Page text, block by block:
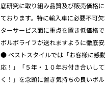
底研究に取り組み品質及び販売価格
ております。特に輸入車に必要不可
ターサービス面に重点を置き低価格
ボルボライフが送れますように徹底安
● ベストスタイルでは「お客様に感
応！」「５年・１０年お付き合いし
く！」を念頭に置き気持ちの良いボ